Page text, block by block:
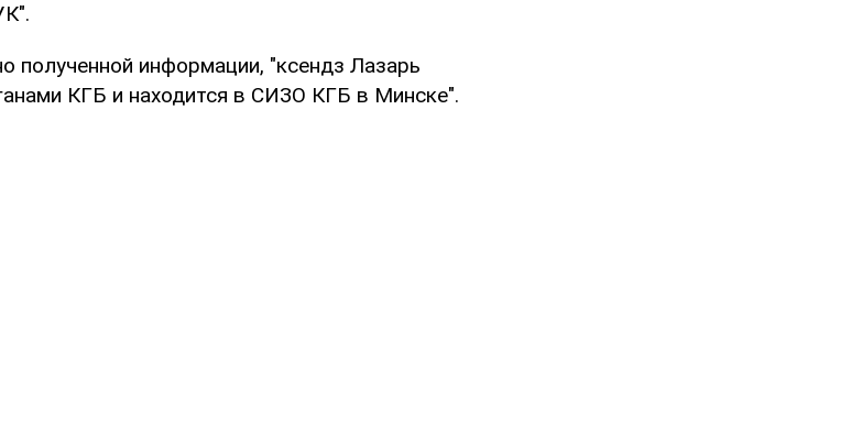
полученной информации, "ксендз Лазарь
КГБ и находится в СИЗО КГБ в Минске".